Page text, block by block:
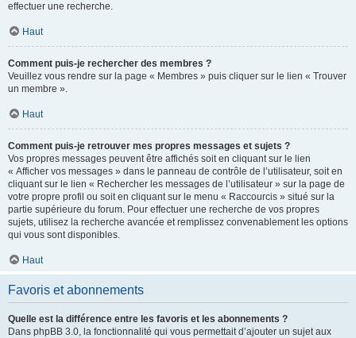
effectuer une recherche.
Haut
Comment puis-je rechercher des membres ?
Veuillez vous rendre sur la page « Membres » puis cliquer sur le lien « Trouver
un membre ».
Haut
Comment puis-je retrouver mes propres messages et sujets ?
Vos propres messages peuvent être affichés soit en cliquant sur le lien
« Afficher vos messages » dans le panneau de contrôle de l’utilisateur, soit en
cliquant sur le lien « Rechercher les messages de l’utilisateur » sur la page de
votre propre profil ou soit en cliquant sur le menu « Raccourcis » situé sur la
partie supérieure du forum. Pour effectuer une recherche de vos propres
sujets, utilisez la recherche avancée et remplissez convenablement les options
qui vous sont disponibles.
Haut
Favoris et abonnements
Quelle est la différence entre les favoris et les abonnements ?
Dans phpBB 3.0, la fonctionnalité qui vous permettait d’ajouter un sujet aux